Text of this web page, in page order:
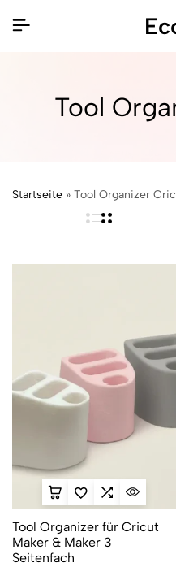
Tool
Startseite » Tool Organizer
Tool Organizer für Cricut
Maker & Maker 3
Seitenfach